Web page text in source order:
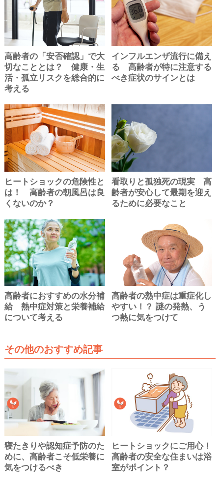
高齢者の「安否確認」で大
切なこととは？ 健康・生
活・孤立リスクを総合的に
考える
インフルエンザ流行に備え
る 高齢者が特に注意する
べき症状のサインとは
ヒートショックの危険性と
は！ 高齢者の朝風呂は良
くないのか？
看取りと孤独死の現実 高
齢者が安心して最期を迎え
るために必要なこと
高齢者におすすめの水分補
給 熱中症対策と栄養補給
について考える
高齢者の熱中症は重症化し
やすい！？ 謎の発熱、う
つ熱に気をつけて
その他のおすすめ記事
寝たきりや認知症予防のた
めに、高齢者こそ低栄養に
気をつけるべき
ヒートショックにご用心！
高齢者の安全な住まいは浴
室がポイント？